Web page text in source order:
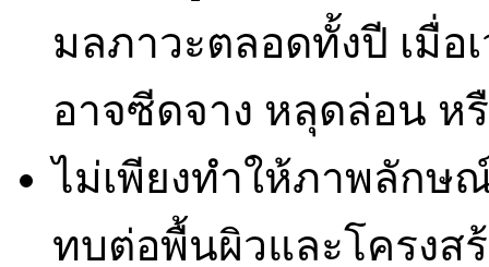
มลภาวะตลอดทั้งปี เมื่อ
อาจซีดจาง หลุดล่อน ห
ไม่เพียงทำให้ภาพลักษ
ทบต่อพื้นผิวและโครงส